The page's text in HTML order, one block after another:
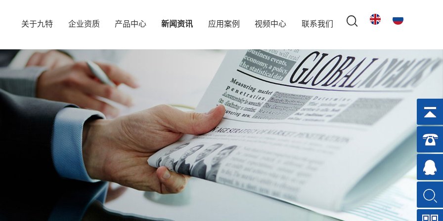
关于九特 企业资质 产品中心 新闻资讯 应用案例 视频中心 联系我们